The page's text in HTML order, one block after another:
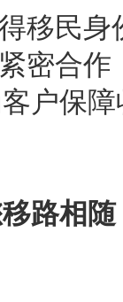
移民
密合
户保
路相